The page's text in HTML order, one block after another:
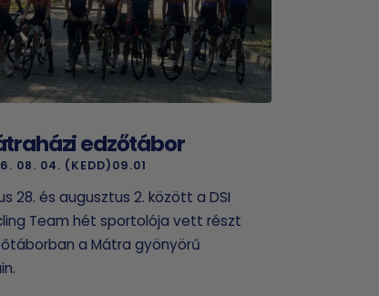
edzőtábor
08. 04. (KEDD)09.01
28. és augusztus 2. között a DSI
Team hét sportolója vett részt
a Mátra gyönyörű